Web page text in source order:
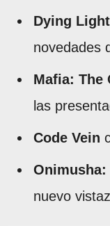
Dying
novedades
Mafia: The
las
Code Vein
Onimusha:
nuevo